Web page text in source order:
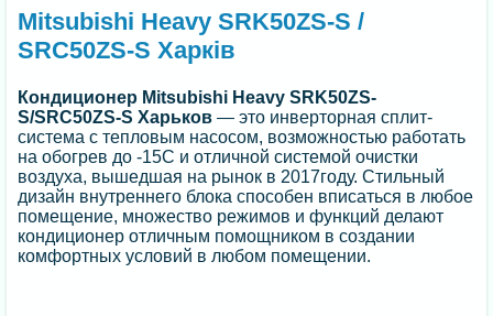
Mitsubishi Heavy SRK50ZS-S /
SRC50ZS-S Харків
Кондиционер Mitsubishi Heavy SRK50ZS-
S/SRC50ZS-S Харьков — это инверторная сплит-
система с тепловым насосом, возможностью работать
на обогрев до -15С и отличной системой очистки
воздуха, вышедшая на рынок в 2017году. Стильный
дизайн внутреннего блока способен вписаться в любое
помещение, множество режимов и функций делают
кондиционер отличным помощником в создании
комфортных условий в любом помещении.